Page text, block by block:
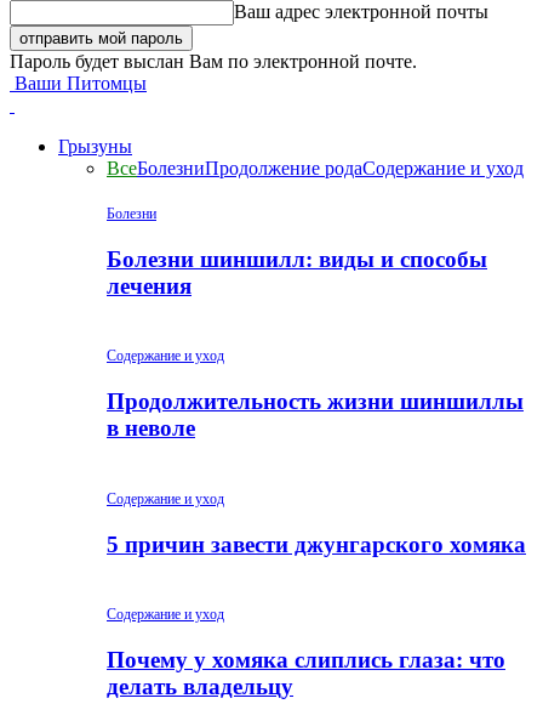
Ваш адрес электронной почты
Пароль будет выслан Вам по электронной почте.
Ваши Питомцы
Грызуны
ВсеБолезниПродолжение родаСодержание и уход
Болезни
Болезни шиншилл: виды и способы
лечения
Содержание и уход
Продолжительность жизни шиншиллы
в неволе
Содержание и уход
5 причин завести джунгарского хомяка
Содержание и уход
Почему у хомяка слиплись глаза: что
делать владельцу